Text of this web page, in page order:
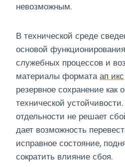
невозможным.
В технической среде
основой
служебных процессов и
материалы форматаап икс
резервное сохранение как
технической
отдельности не решает
дает возможность
исправное состояние,
сократить влияние сбоя.